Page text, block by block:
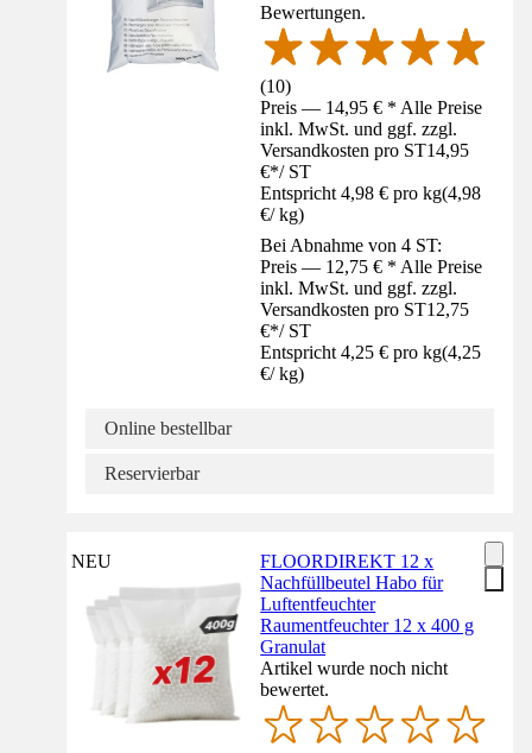
Bewertungen.
(10)
Preis — 14,95 € * Alle Preise
inkl. MwSt. und ggf. zzgl.
Versandkosten pro ST14,95
€*/ ST
Entspricht 4,98 € pro kg(4,98
€/ kg)
Bei Abnahme von 4 ST:
Preis — 12,75 € * Alle Preise
inkl. MwSt. und ggf. zzgl.
Versandkosten pro ST12,75
€*/ ST
Entspricht 4,25 € pro kg(4,25
€/ kg)
Online bestellbar
Reservierbar
NEU
FLOORDIREKT 12 x
Nachfüllbeutel Habo für
Luftentfeuchter
Raumentfeuchter 12 x 400 g
Granulat
Artikel wurde noch nicht
bewertet.